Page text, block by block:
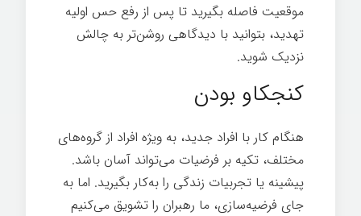
موقعیت فاصله بگیرید تا پس از رفع حس اولیه
تهدید، بتوانید با دیدگاهی روشن‌تر به چالش
نزدیک شوید.
کنجکاو بودن
هنگام کار با افراد جدید، به ویژه افراد از گروه‌های
مختلف، تکیه بر فرضیات می‌تواند آسان باشد.
پیشینه یا تجربیات زندگی را به‌کار بگیرید. اما به
جای فرضیه‌سازی، ما رهبران را تشویق می‌کنیم